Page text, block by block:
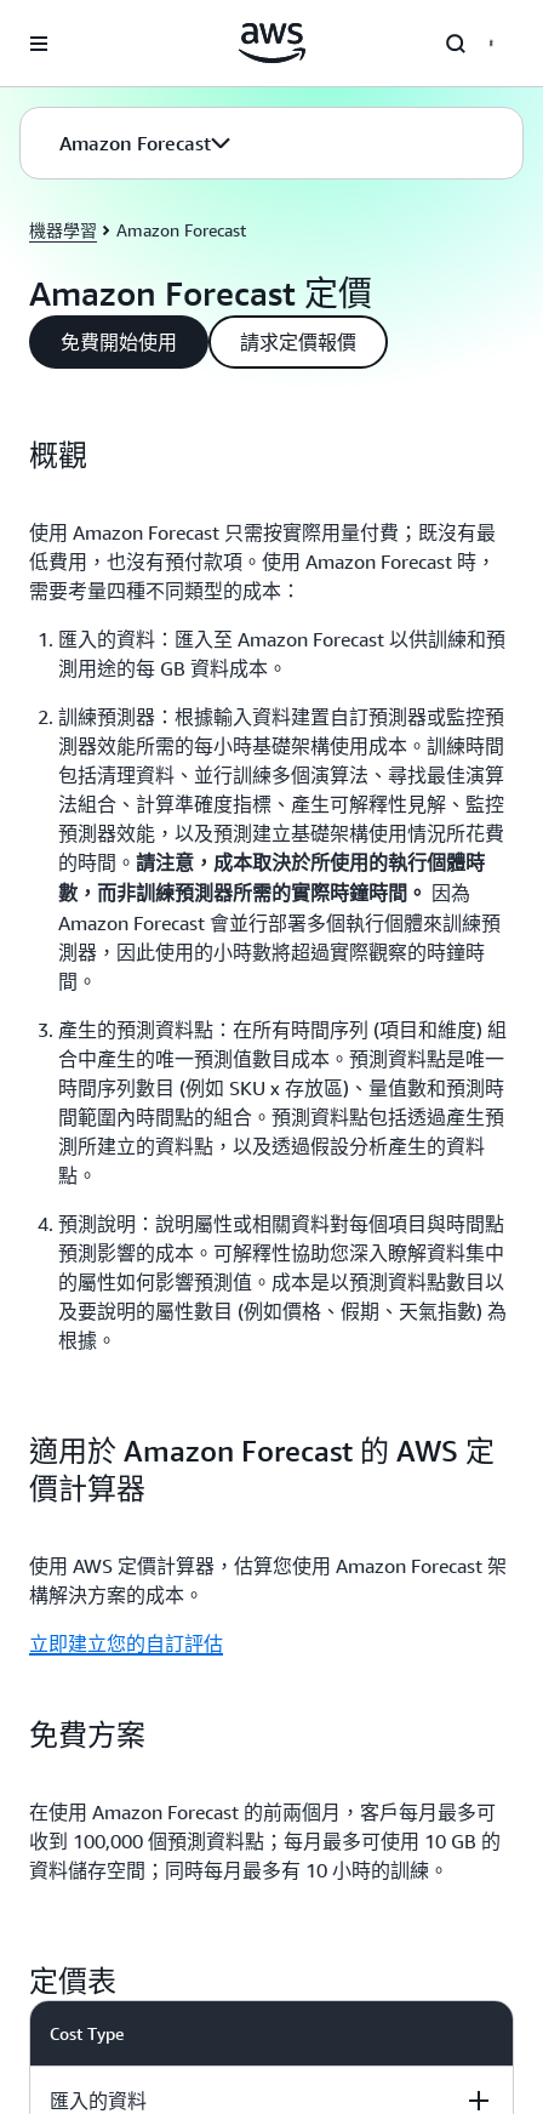
Amazon Forecast
機器學習 Amazon Forecast
Amazon Forecast 定價
免費開始使用 請求定價報價
概觀
使用 Amazon Forecast 只需按實際用量付費；既沒有最
低費用，也沒有預付款項。使用 Amazon Forecast 時，
需要考量四種不同類型的成本：
匯入的資料：匯入至 Amazon Forecast 以供訓練和預
測用途的每 GB 資料成本。
訓練預測器：根據輸入資料建置自訂預測器或監控預
測器效能所需的每小時基礎架構使用成本。訓練時間
包括清理資料、並行訓練多個演算法、尋找最佳演算
法組合、計算準確度指標、產生可解釋性見解、監控
預測器效能，以及預測建立基礎架構使用情況所花費
的時間。 請注意，成本取決於所使用的執行個體時
數，而非訓練預測器所需的實際時鐘時間。
因為
Amazon Forecast 會並行部署多個執行個體來訓練預
測器，因此使用的小時數將超過實際觀察的時鐘時
間。
產生的預測資料點：在所有時間序列 (項目和維度) 組
合中產生的唯一預測值數目成本。預測資料點是唯一
時間序列數目 (例如 SKU x 存放區)、量值數和預測時
間範圍內時間點的組合。預測資料點包括透過產生預
測所建立的資料點，以及透過假設分析產生的資料
點。
預測說明：說明屬性或相關資料對每個項目與時間點
預測影響的成本。可解釋性協助您深入瞭解資料集中
的屬性如何影響預測值。成本是以預測資料點數目以
及要說明的屬性數目 (例如價格、假期、天氣指數) 為
根據。
適用於 Amazon Forecast 的 AWS 定
價計算器
使用 AWS 定價計算器，估算您使用 Amazon Forecast 架
構解決方案的成本。
立即建立您的自訂評估
免費方案
在使用 Amazon Forecast 的前兩個月，客戶每月最多可
收到 100,000 個預測資料點；每月最多可使用 10 GB 的
資料儲存空間；同時每月最多有 10 小時的訓練。
定價表
Cost Type
匯入的資料